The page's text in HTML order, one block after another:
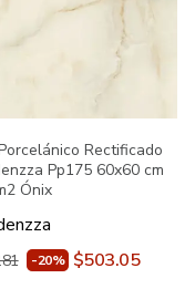
Rectificado
Pp175 60x60 cm
Ónix
-20% $503.05